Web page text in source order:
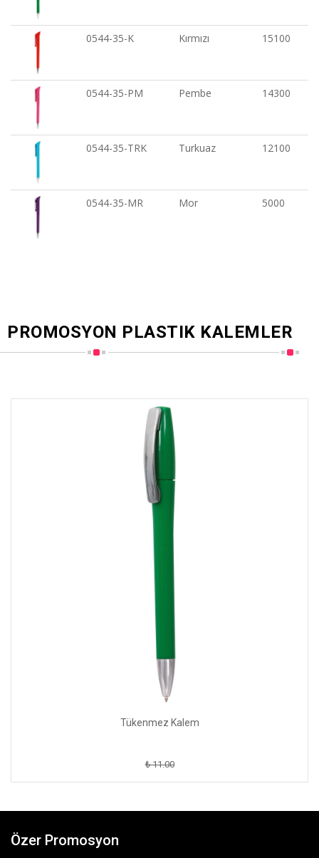
0544-35-K Kırmızı 15100
0544-35-PM Pembe 14300
0544-35-TRK Turkuaz 12100
0544-35-MR Mor 5000
PROMOSYON PLASTIK KALEMLER
Tükenmez Kalem
₺ 11.00
Özer Promosyon